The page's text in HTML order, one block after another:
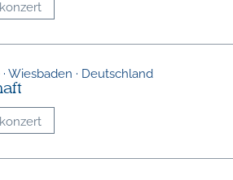
Wiesbaden · Deutschland